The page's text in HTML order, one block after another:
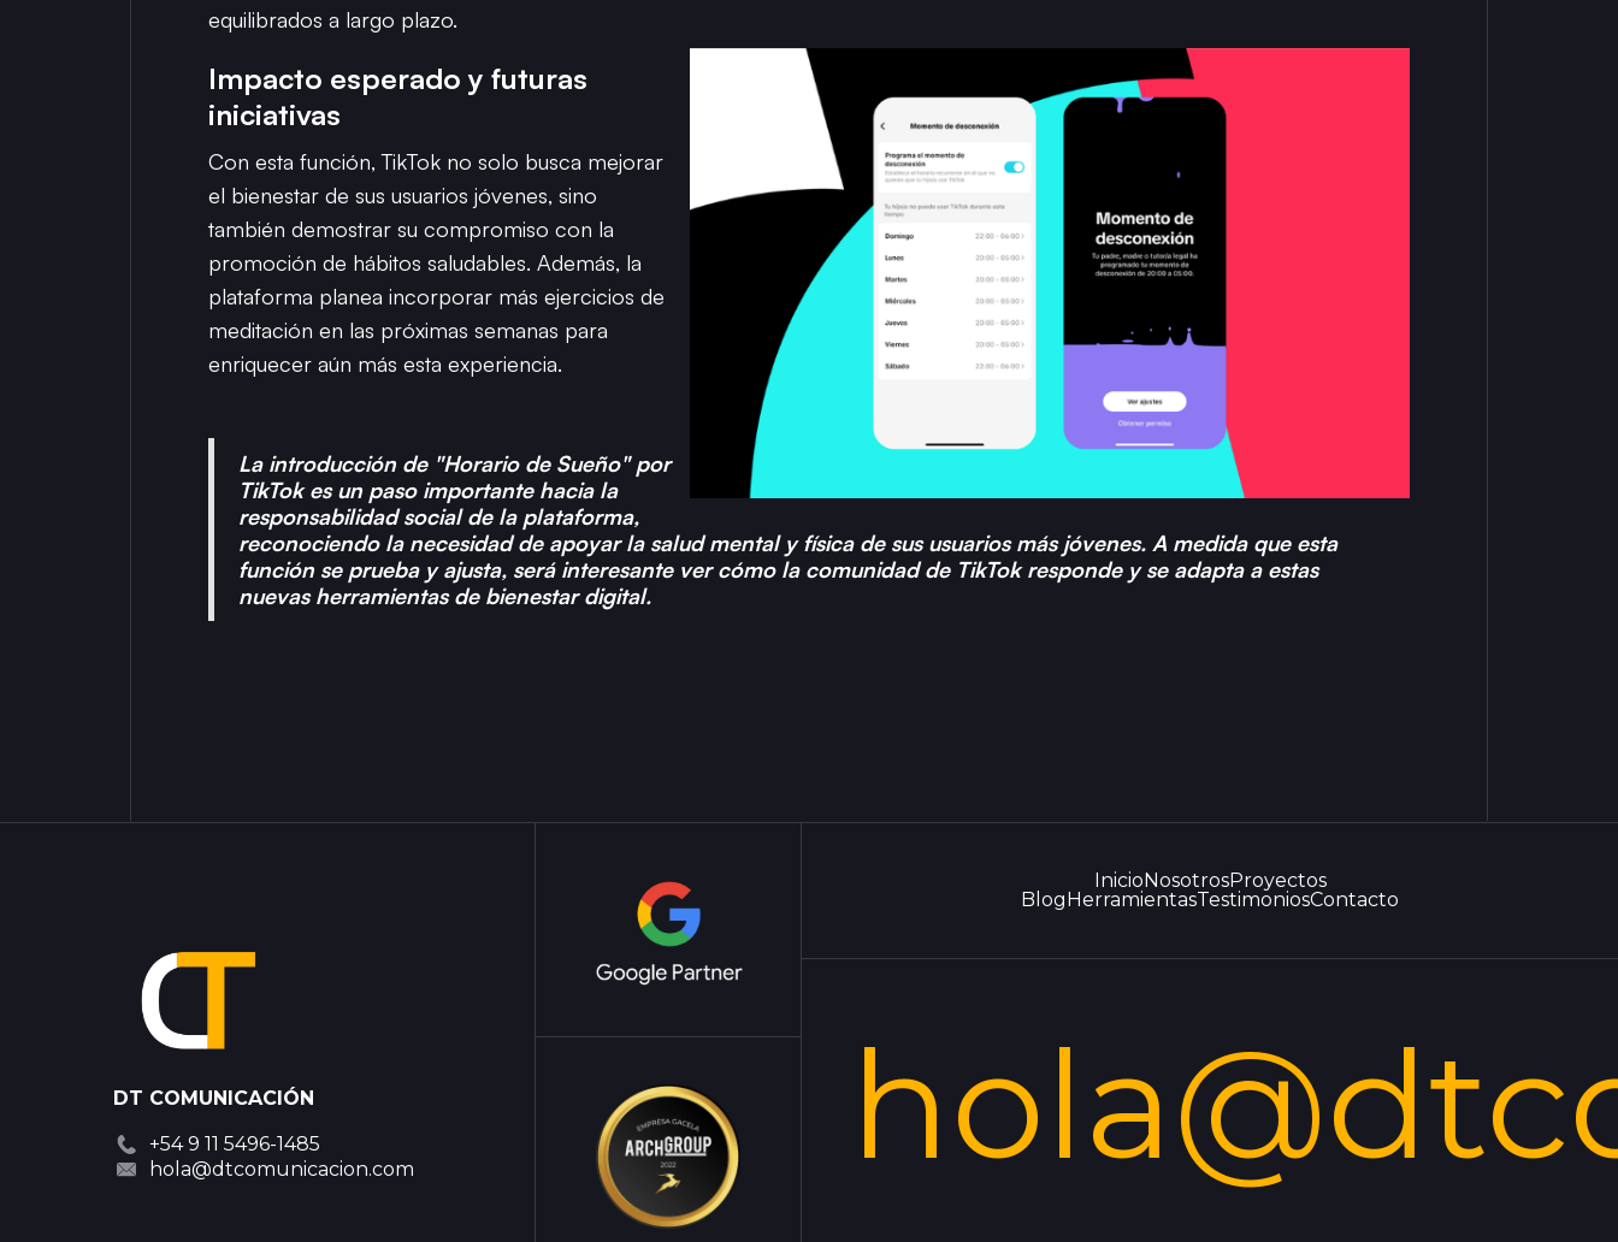
equilibrados a largo plazo.
Impacto esperado y futuras
iniciativas
Con esta función, TikTok no solo busca mejorar
el bienestar de sus usuarios jóvenes, sino
también demostrar su compromiso con la
promoción de hábitos saludables. Además, la
plataforma planea incorporar más ejercicios de
meditación en las próximas semanas para
enriquecer aún más esta experiencia.
La introducción de "Horario de Sueño" por
TikTok es un paso importante hacia la
responsabilidad social de la plataforma,
reconociendo la necesidad de apoyar la salud mental y física de sus usuarios más jóvenes. A medida que esta
función se prueba y ajusta, será interesante ver cómo la comunidad de TikTok responde y se adapta a estas
nuevas herramientas de bienestar digital.
DT COMUNICACIÓN
+54 9 11 5496-1485
hola@dtcomunicacion.com
InicioNosotrosProyectos
BlogHerramientasTestimoniosContacto